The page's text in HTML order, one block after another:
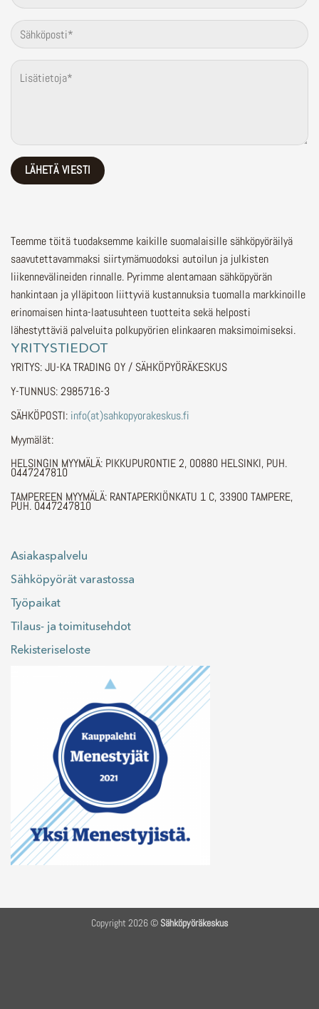
Teemme töitä tuodaksemme kaikille suomalaisille sähköpyöräilyä
saavutettavammaksi siirtymämuodoksi autoilun ja julkisten
liikennevälineiden rinnalle. Pyrimme alentamaan sähköpyörän
hankintaan ja ylläpitoon liittyviä kustannuksia tuomalla markkinoille
erinomaisen hinta-laatusuhteen tuotteita sekä helposti
lähestyttäviä palveluita polkupyörien elinkaaren maksimoimiseksi.
YRITYSTIEDOT
YRITYS: JU-KA TRADING OY / SÄHKÖPYÖRÄKESKUS
Y-TUNNUS: 2985716-3
SÄHKÖPOSTI: info(at)sahkopyorakeskus.fi
Myymälät:
HELSINGIN MYYMÄLÄ: PIKKUPURONTIE 2, 00880 HELSINKI, PUH.
0447247810
TAMPEREEN MYYMÄLÄ: RANTAPERKIÖNKATU 1 C, 33900 TAMPERE,
PUH. 0447247810
Asiakaspalvelu
Sähköpyörät varastossa
Työpaikat
Tilaus- ja toimitusehdot
Rekisteriseloste
Copyright 2026 © Sähköpyöräkeskus